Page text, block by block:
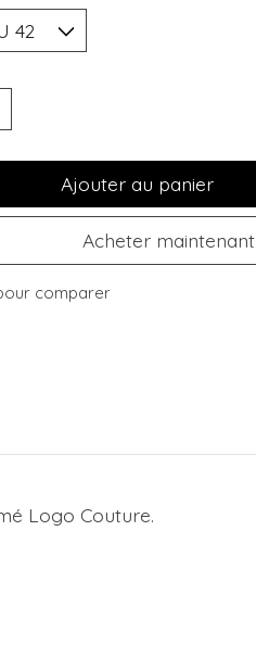
Ajouter au panier
Acheter maintenant
comparer
Logo Couture.